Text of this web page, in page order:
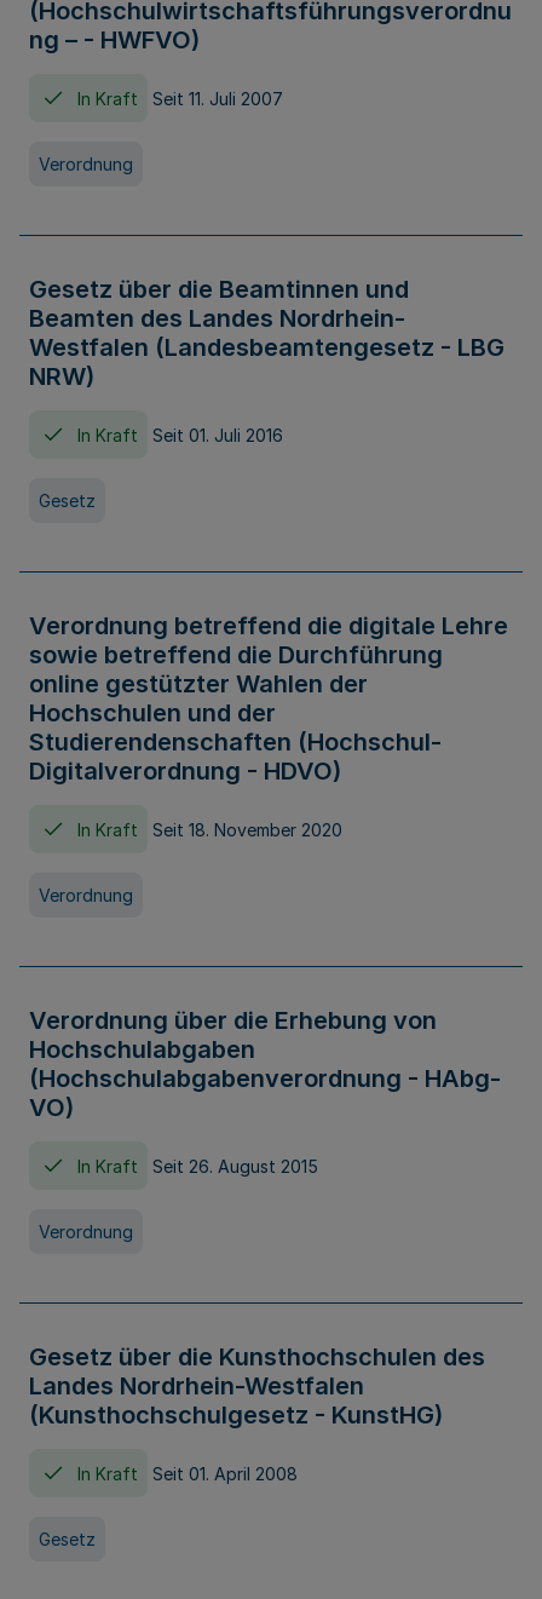
(Hochschulwirtschaftsführungsverordnu
ng – - HWFVO)
In Kraft Seit 11. Juli 2007
Verordnung
Gesetz über die Beamtinnen und
Beamten des Landes Nordrhein-
Westfalen (Landesbeamtengesetz - LBG
NRW)
In Kraft Seit 01. Juli 2016
Gesetz
Verordnung betreffend die digitale Lehre
sowie betreffend die Durchführung
online gestützter Wahlen der
Hochschulen und der
Studierendenschaften (Hochschul-
Digitalverordnung - HDVO)
In Kraft Seit 18. November 2020
Verordnung
Verordnung über die Erhebung von
Hochschulabgaben
(Hochschulabgabenverordnung - HAbg-
VO)
In Kraft Seit 26. August 2015
Verordnung
Gesetz über die Kunsthochschulen des
Landes Nordrhein-Westfalen
(Kunsthochschulgesetz - KunstHG)
In Kraft Seit 01. April 2008
Gesetz